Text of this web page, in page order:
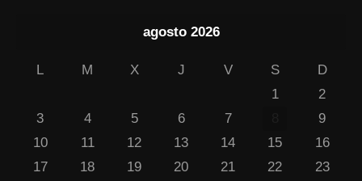
agosto 2026
L M X J V S
D
1
2
3
4 5 6 7
9
10
11 12 13 14 15
16
17
18 19 20 21 22
23